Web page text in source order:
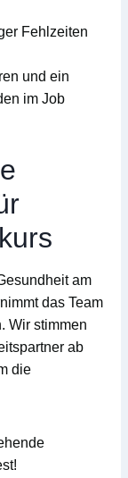
Fehlzeiten
und ein
im Job
am
das Team
. Wir stimmen
ab
die